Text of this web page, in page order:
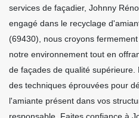
services de façadier, Johnny
engagé dans le recyclage
(69430), nous croyons
notre environnement tout en
de façades de qualité
des techniques éprouvées pour
l'amiante présent dans vos